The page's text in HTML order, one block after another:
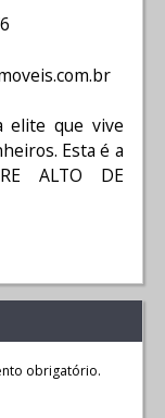
elite que vive
Esta é a
ALTO DE
obrigatório.